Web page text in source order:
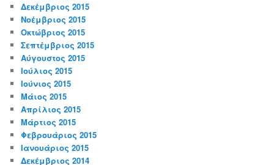
Δεκέμβριος 2015
Νοέμβριος 2015
Οκτώβριος 2015
Σεπτέμβριος 2015
Αύγουστος 2015
Ιούλιος 2015
Ιούνιος 2015
Μάιος 2015
Απρίλιος 2015
Μάρτιος 2015
Φεβρουάριος 2015
Ιανουάριος 2015
Δεκέμβριος 2014